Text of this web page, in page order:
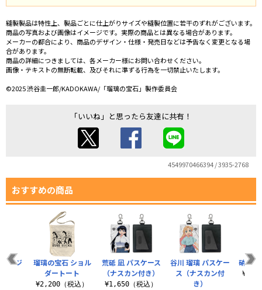
縫製製品は特性上、製品ごとに仕上がりサイズや縫製位置に若干のずれがございます。
商品の写真および画像はイメージです。実際の商品とは異なる場合があります。
メーカーの都合により、商品のデザイン・仕様・発売日などは予告なく変更となる場
合があります。
商品の詳細につきましては、各メーカー様にお問い合わせください。
画像・テキストの無断転載、及びそれに準ずる行為を一切禁止いたします。
©2025 渋谷圭一郎/KADOKAWA/「瑠璃の宝石」製作委員会
「いいね」と思ったら友達に共有！
4549970466394 / 3935-2768
おすすめの商品
荒砥 凪 パスケース
（ナスカン付き）
¥1,650（税込）
谷川 瑠璃 パスケー
ス（ナスカン付
き）
硝子
ージ
瑠璃の宝石 ショル
ダートート
¥2,200（税込）